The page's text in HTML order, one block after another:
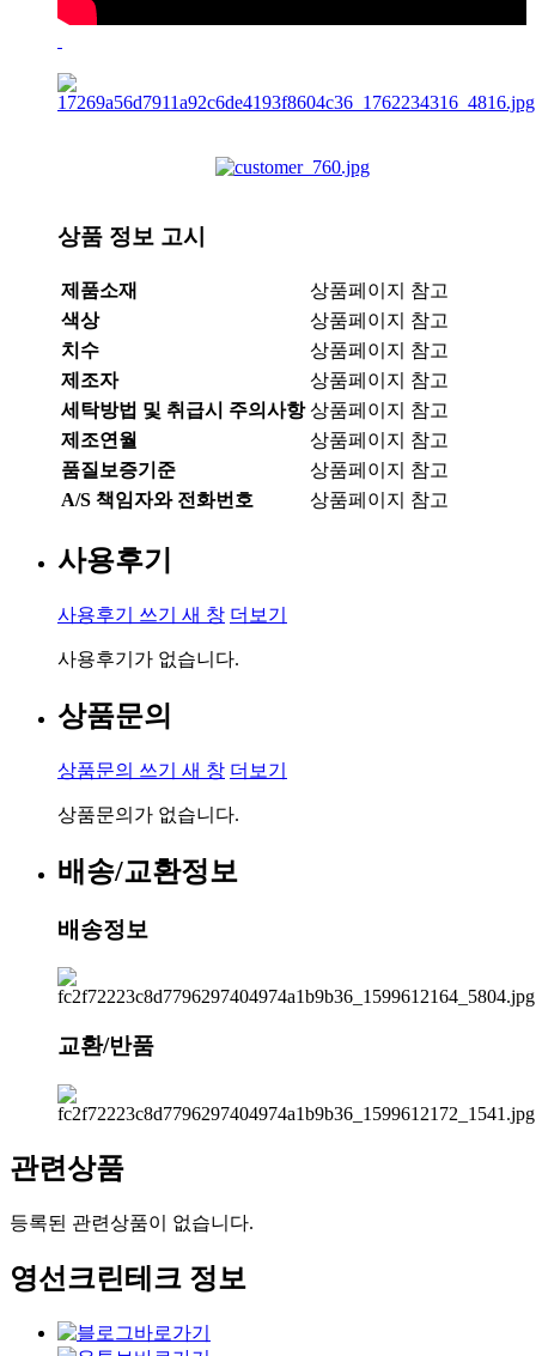
상품 정보 고시
제품소재
상품페이지 참고
색상
상품페이지 참고
치수
상품페이지 참고
제조자
상품페이지 참고
세탁방법 및 취급시 주의사항 상품페이지 참고
제조연월
상품페이지 참고
품질보증기준
상품페이지 참고
A/S 책임자와 전화번호
상품페이지 참고
사용후기
사용후기 쓰기 새 창 더보기
사용후기가 없습니다.
상품문의
상품문의 쓰기 새 창 더보기
상품문의가 없습니다.
배송/교환정보
배송정보
교환/반품
관련상품
등록된 관련상품이 없습니다.
영선크린테크 정보